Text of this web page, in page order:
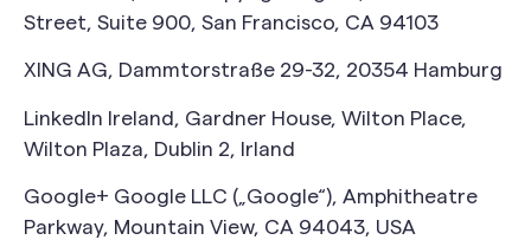
Street, Suite 900, San Francisco, CA 94103
XING AG, Dammtorstraße 29-32, 20354 Hamburg
LinkedIn Ireland, Gardner House, Wilton Place,
Wilton Plaza, Dublin 2, Irland
Google+ Google LLC („Google“), Amphitheatre
Parkway, Mountain View, CA 94043, USA